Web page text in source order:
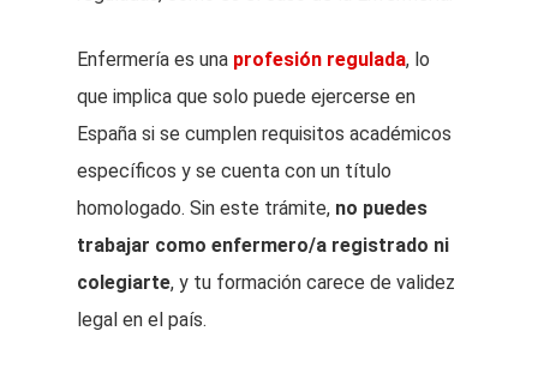
Enfermería es una profesión regulada, lo
que implica que solo puede ejercerse en
España si se cumplen requisitos académicos
específicos y se cuenta con un título
homologado. Sin este trámite, no puedes
trabajar como enfermero/a registrado ni
colegiarte, y tu formación carece de validez
legal en el país.